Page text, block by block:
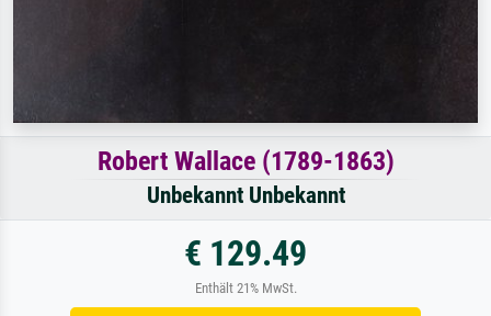
Robert Wallace (1789-1863)
Unbekannt Unbekannt
€ 129.49
Enthält 21% MwSt.